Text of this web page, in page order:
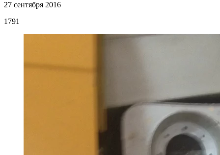
27 сентября 2016
1791